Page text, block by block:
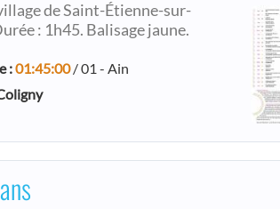
de Saint-Étienne-sur-
: 1h45. Balisage jaune.
:01:45:00/ 01 - Ain